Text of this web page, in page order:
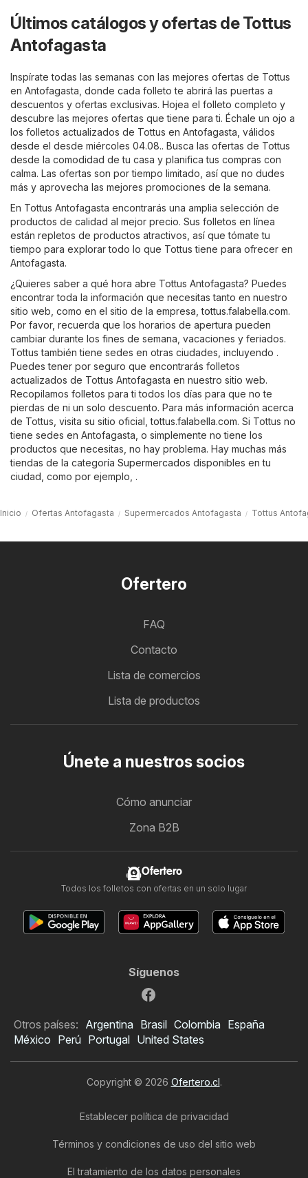
Últimos catálogos y ofertas de Tottus
Antofagasta
Inspírate todas las semanas con las mejores ofertas de Tottus
en Antofagasta, donde cada folleto te abrirá las puertas a
descuentos y ofertas exclusivas. Hojea el folleto completo y
descubre las mejores ofertas que tiene para ti. Échale un ojo a
los folletos actualizados de Tottus en Antofagasta, válidos
desde el desde miércoles 04.08.. Busca las ofertas de Tottus
desde la comodidad de tu casa y planifica tus compras con
calma. Las ofertas son por tiempo limitado, así que no dudes
más y aprovecha las mejores promociones de la semana.
En Tottus Antofagasta encontrarás una amplia selección de
productos de calidad al mejor precio. Sus folletos en línea
están repletos de productos atractivos, así que tómate tu
tiempo para explorar todo lo que Tottus tiene para ofrecer en
Antofagasta.
¿Quieres saber a qué hora abre Tottus Antofagasta? Puedes
encontrar toda la información que necesitas tanto en nuestro
sitio web, como en el sitio de la empresa,tottus.falabella.com.
Por favor, recuerda que los horarios de apertura pueden
cambiar durante los fines de semana, vacaciones y feriados.
Tottus también tiene sedes en otras ciudades, incluyendo .
Puedes tener por seguro que encontrarás folletos
actualizados de Tottus Antofagasta en nuestro sitio web.
Recopilamos folletos para ti todos los días para que no te
pierdas de ni un solo descuento. Para más información acerca
de Tottus, visita su sitio oficial,tottus.falabella.com. Si Tottus no
tiene sedes en Antofagasta, o simplemente no tiene los
productos que necesitas, no hay problema. Hay muchas más
tiendas de la categoría Supermercados disponibles en tu
ciudad, como por ejemplo, .
Inicio Ofertas Antofagasta Supermercados Antofagasta Tottus
Ofertero
FAQ
Contacto
Lista de comercios
Lista de productos
Únete a nuestros socios
Cómo anunciar
Zona B2B
Ofertero
Todos los folletos con ofertas en un solo lugar
Síguenos
Otros países: Argentina Brasil Colombia España
México Perú Portugal United States
Copyright © 2026 Ofertero.cl.
Establecer política de privacidad
Términos y condiciones de uso del sitio web
El tratamiento de los datos personales